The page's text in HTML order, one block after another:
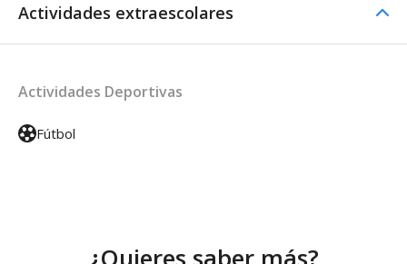
Actividades extraescolares
Actividades Deportivas
Fútbol
¿Quieres saber más?